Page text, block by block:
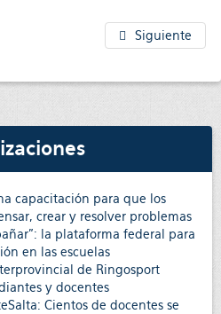
Siguiente
capacitación para que los
crear y resolver problemas
la plataforma federal para
en las escuelas
de Ringosport
y docentes
Cientos de docentes se